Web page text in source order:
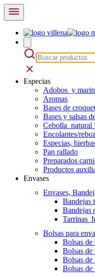
Especias
Adobos y
Aromas
Bases de
Bases y salsas
Cebolla natural
Encolantes/
Especias,
Pan rallado
Preparados
Productos
Envases
Envases,
Bandejas
Bandejas
Tarrinas
Bolsas para
Bolsas
Bolsas
Bolsas de
Bolsas de